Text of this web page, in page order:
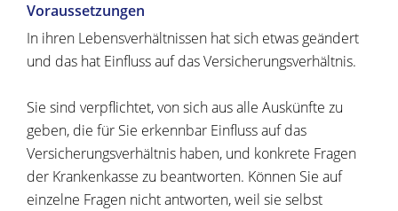
Voraussetzungen
In ihren Lebensverhältnissen hat sich etwas geändert
und das hat Einfluss auf das Versicherungsverhältnis.
Sie sind verpflichtet, von sich aus alle Auskünfte zu
geben, die für Sie erkennbar Einfluss auf das
Versicherungsverhältnis haben, und konkrete Fragen
der Krankenkasse zu beantworten. Können Sie auf
einzelne Fragen nicht antworten, weil sie selbst